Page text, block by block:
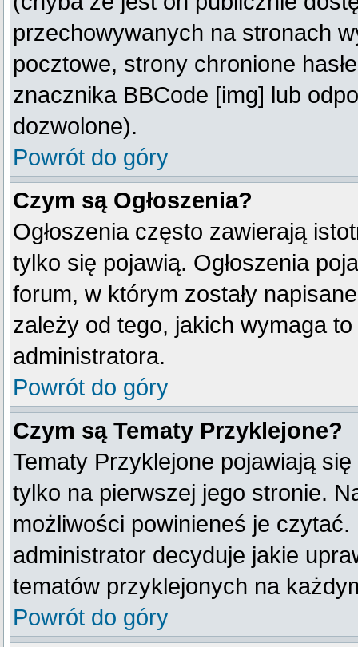
przechowywanych na stronach
pocztowe, strony chronione
znacznika BBCode [img] lub
dozwolone).
Powrót do góry
Czym są Ogłoszenia?
Ogłoszenia często zawierają
tylko się pojawią. Ogłoszenia
forum, w którym zostały
zależy od tego, jakich wymaga
administratora.
Powrót do góry
Czym są Tematy Przyklejone?
Tematy Przyklejone pojawiają
tylko na pierwszej jego stronie.
możliwości powinieneś je czytać.
administrator decyduje jakie
tematów przyklejonych na
Powrót do góry